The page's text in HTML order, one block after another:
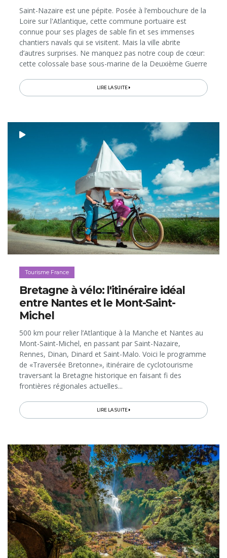
Saint-Nazaire est une pépite. Posée à l’embouchure de la
Loire sur l'Atlantique, cette commune portuaire est
connue pour ses plages de sable fin et ses immenses
chantiers navals qui se visitent. Mais la ville abrite
d’autres surprises. Ne manquez pas notre coup de cœur:
cette colossale base sous-marine de la Deuxième Guerre
culture...
LIRE LA SUITE
Tourisme France
Bretagne à vélo: l'itinéraire idéal
entre Nantes et le Mont-Saint-
Michel
500 km pour relier l’Atlantique à la Manche et Nantes au
Mont-Saint-Michel, en passant par Saint-Nazaire,
Rennes, Dinan, Dinard et Saint-Malo. Voici le programme
de «Traversée Bretonne», itinéraire de cyclotourisme
traversant la Bretagne historique en faisant fi des
frontières régionales actuelles...
LIRE LA SUITE